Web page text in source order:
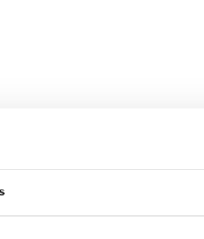
Solutions Office of the